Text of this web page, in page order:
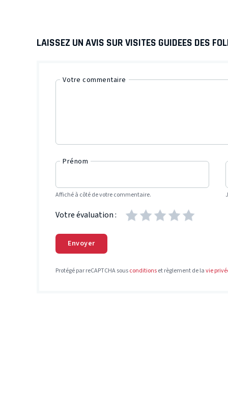
LAISSEZ UN AVIS SUR VISITES GUIDEES DES
Votre commentaire
Prénom
Affiché à côté de votre commentaire.
Votre évaluation :
Envoyer
Protégé par reCAPTCHA sousconditionset règlement de lavie